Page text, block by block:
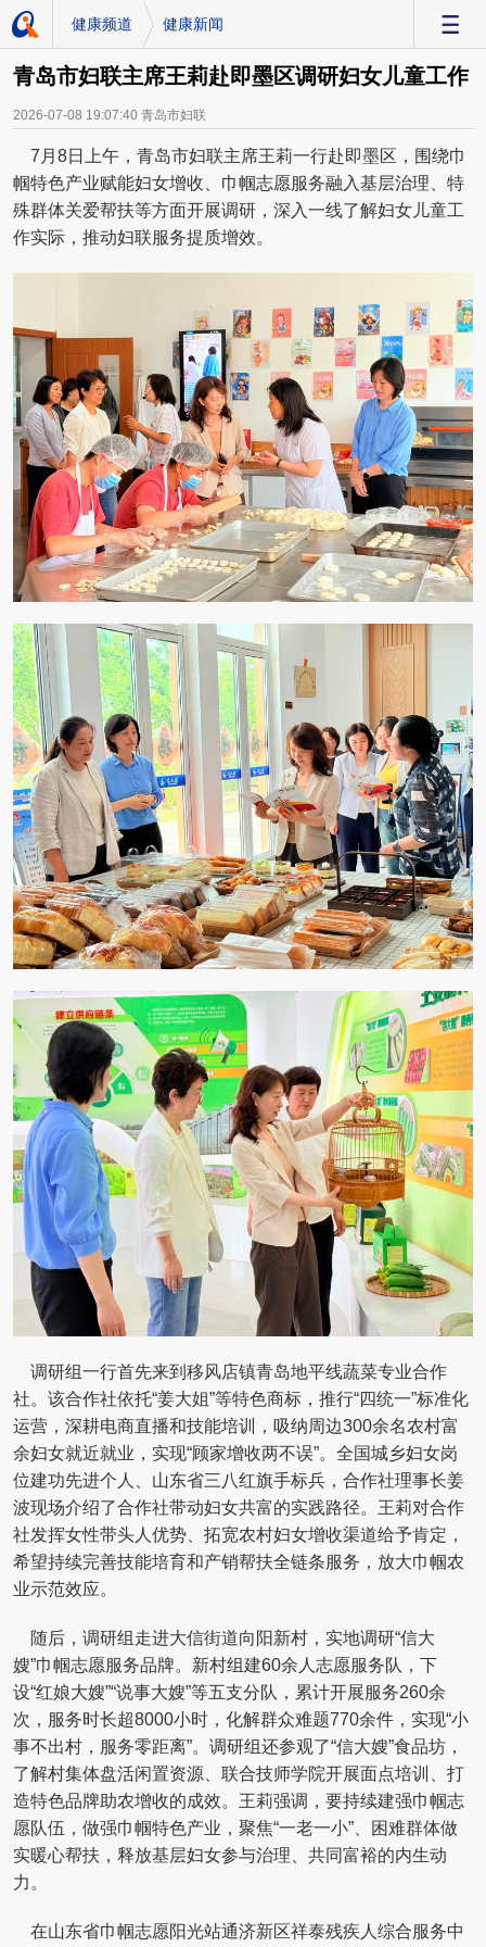
健康频道 健康新闻
青岛市妇联主席王莉赴即墨区调研妇女儿童工作
2026-07-08 19:07:40 青岛市妇联
7月8日上午，青岛市妇联主席王莉一行赴即墨区，围绕巾
帼特色产业赋能妇女增收、巾帼志愿服务融入基层治理、特
殊群体关爱帮扶等方面开展调研，深入一线了解妇女儿童工
作实际，推动妇联服务提质增效。
调研组一行首先来到移风店镇青岛地平线蔬菜专业合作
社。该合作社依托“姜大姐”等特色商标，推行“四统一”标准化
运营，深耕电商直播和技能培训，吸纳周边300余名农村富
余妇女就近就业，实现“顾家增收两不误”。全国城乡妇女岗
位建功先进个人、山东省三八红旗手标兵，合作社理事长姜
波现场介绍了合作社带动妇女共富的实践路径。王莉对合作
社发挥女性带头人优势、拓宽农村妇女增收渠道给予肯定，
希望持续完善技能培育和产销帮扶全链条服务，放大巾帼农
业示范效应。
随后，调研组走进大信街道向阳新村，实地调研“信大
嫂”巾帼志愿服务品牌。新村组建60余人志愿服务队，下
设“红娘大嫂”“说事大嫂”等五支分队，累计开展服务260余
次，服务时长超8000小时，化解群众难题770余件，实现“小
事不出村，服务零距离”。调研组还参观了“信大嫂”食品坊，
了解村集体盘活闲置资源、联合技师学院开展面点培训、打
造特色品牌助农增收的成效。王莉强调，要持续建强巾帼志
愿队伍，做强巾帼特色产业，聚焦“一老一小”、困难群体做
实暖心帮扶，释放基层妇女参与治理、共同富裕的内生动
力。
在山东省巾帼志愿阳光站通济新区祥泰残疾人综合服务中